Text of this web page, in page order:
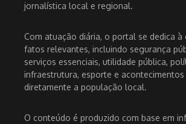
jornalística local e regional.
Com atuação diária, o portal se dedica à
fatos relevantes, incluindo segurança
serviços essenciais, utilidade pública,
infraestrutura, esporte e acontecimentos
diretamente a população local.
O conteúdo é produzido com base em